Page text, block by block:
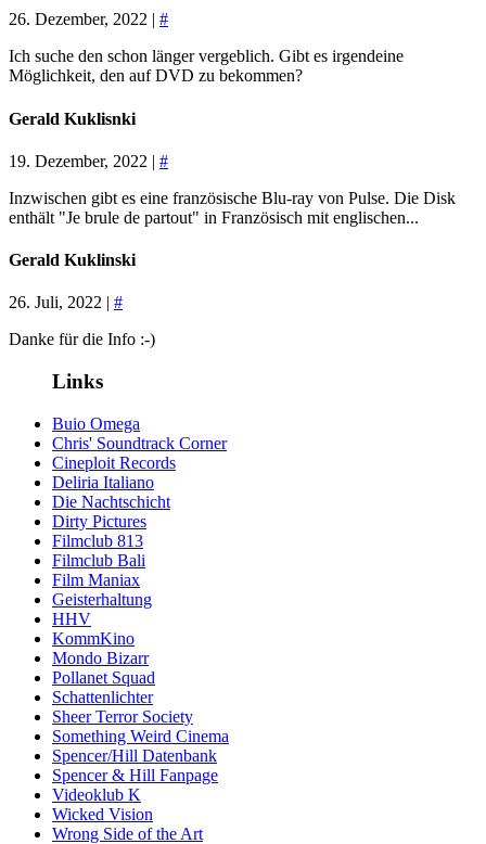
26. Dezember, 2022 | #
Ich suche den schon länger vergeblich. Gibt es irgendeine
Möglichkeit, den auf DVD zu bekommen?
Gerald Kuklisnki
19. Dezember, 2022 | #
Inzwischen gibt es eine französische Blu-ray von Pulse. Die Disk
enthält "Je brule de partout" in Französisch mit englischen...
Gerald Kuklinski
26. Juli, 2022 | #
Danke für die Info :-)
Links
Buio Omega
Chris' Soundtrack Corner
Cineploit Records
Deliria Italiano
Die Nachtschicht
Dirty Pictures
Filmclub 813
Filmclub Bali
Film Maniax
Geisterhaltung
HHV
KommKino
Mondo Bizarr
Pollanet Squad
Schattenlichter
Sheer Terror Society
Something Weird Cinema
Spencer/Hill Datenbank
Spencer & Hill Fanpage
Videoklub K
Wicked Vision
Wrong Side of the Art